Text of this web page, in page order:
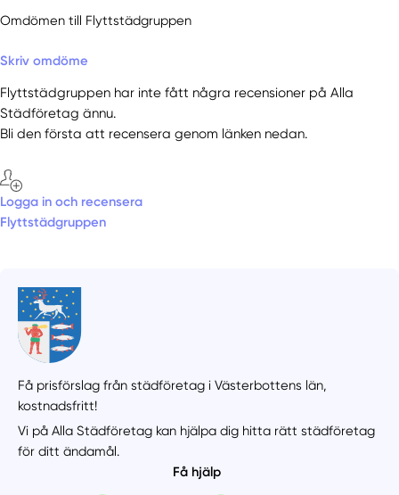
Omdömen till Flyttstädgruppen
Skriv omdöme
Flyttstädgruppen har inte fått några recensioner på Alla
Städföretag ännu.
Bli den första att recensera genom länken nedan.
Logga in och recensera
Flyttstädgruppen
Få prisförslag från städföretag i Västerbottens län,
kostnadsfritt!
Vi på Alla Städföretag kan hjälpa dig hitta rätt städföretag
för ditt ändamål.
Få hjälp